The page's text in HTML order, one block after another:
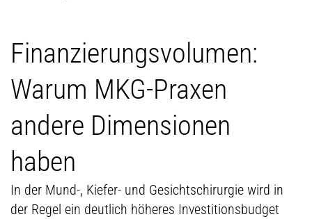
Finanzierungsvolumen:
Warum MKG-Praxen
andere Dimensionen
haben
In der Mund-, Kiefer- und Gesichtschirurgie wird in
der Regel ein deutlich höheres Investitionsbudget